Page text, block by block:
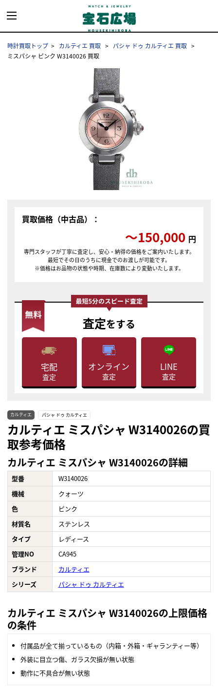
時計買取トップ カルティエ 買取
パシャ ドゥ カルティエ 買取
ミスパシャ ピンク W3140026 買取
買取価格（中古品）：
〜150,000 円
専門スタッフが丁寧に査定し、安心・納得の価格をご案内いたします。
最短でその日のうちに現金でのお渡しが可能です。
※価格はお品物の状態や時期、在庫数により変動いたします。
査定をする
宅配
査定
オンライン
査定
LINE
査定
カルティエ パシャ ドゥ カルティエ
カルティエ ミスパシャ W3140026の買
取参考価格
カルティエ ミスパシャ W3140026の詳細
型番
W3140026
機械
クォーツ
色
ピンク
材質名
ステンレス
タイプ
レディース
管理NO
CA945
ブランド
カルティエ
シリーズ
パシャ ドゥ カルティエ
カルティエ ミスパシャ W3140026の上限価格
の条件
付属品が全て揃っているもの（内箱・外箱・ギャランティー等）
外装に目立つ傷、ガラス欠損が無い状態
動作に不具合が無い状態